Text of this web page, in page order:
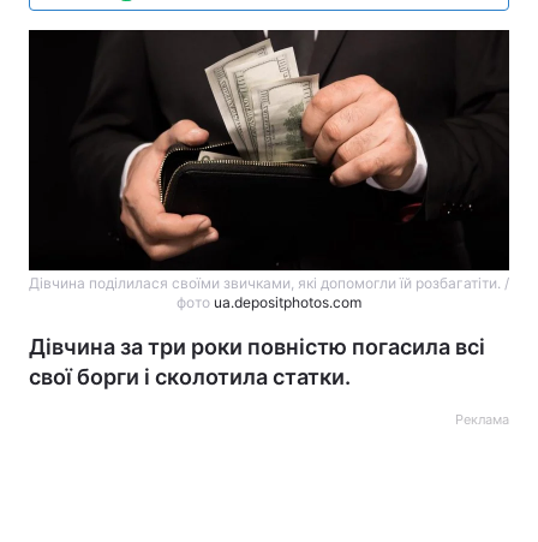
Дівчина поділилася своїми звичками, які допомогли їй розбагатіти. /
фото ua.depositphotos.com
Дівчина за три роки повністю погасила всі
свої борги і сколотила статки.
Реклама